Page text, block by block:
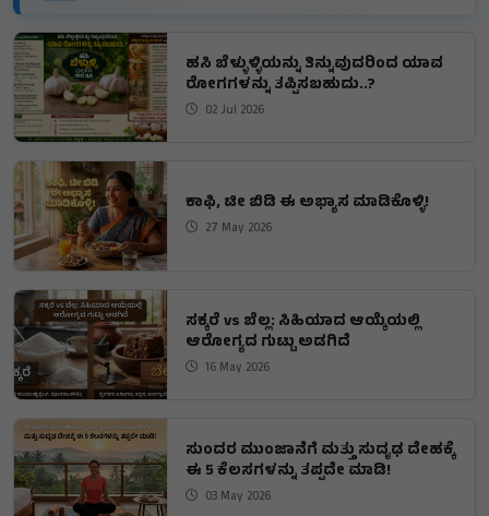
ಹಸಿ ಬೆಳ್ಳುಳ್ಳಿಯನ್ನು ತಿನ್ನುವುದರಿಂದ ಯಾವ
ರೋಗಗಳನ್ನು ತಪ್ಪಿಸಬಹುದು..?
02 Jul 2026
ಕಾಫಿ, ಟೀ ಬಿಡಿ ಈ ಅಭ್ಯಾಸ ಮಾಡಿಕೊಳ್ಳಿ!
27 May 2026
ಸಕ್ಕರೆ vs ಬೆಲ್ಲ: ಸಿಹಿಯಾದ ಆಯ್ಕೆಯಲ್ಲಿ
ಆರೋಗ್ಯದ ಗುಟ್ಟು ಅಡಗಿದೆ
16 May 2026
ಸುಂದರ ಮುಂಜಾನೆಗೆ ಮತ್ತು ಸುದೃಢ ದೇಹಕ್ಕೆ
ಈ 5 ಕೆಲಸಗಳನ್ನು ತಪ್ಪದೇ ಮಾಡಿ!
03 May 2026